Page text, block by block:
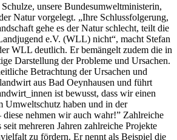
unsere Bundesumweltministerin,
Natur vorgelegt. „Ihre Schlussfolgerung,
gehe es der Natur schlecht, teilt die
e.V. (WLL) nicht“, macht Stefan
WLL deutlich. Er bemängelt zudem die in
Darstellung der Probleme und Ursachen.
Betrachtung der Ursachen und
aus Bad Oeynhausen und führt
ist bewusst, dass wir einen
Umweltschutz haben und in der
diese nehmen wir auch wahr!” Zahlreiche
mehreren Jahren zahlreiche Projekte
zu fördern. Er nennt als Beispiel die